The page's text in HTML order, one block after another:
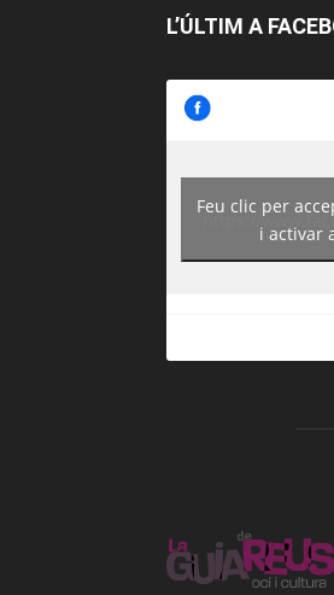
L’ÚLTIM A
https://
Feu clic per
i activar